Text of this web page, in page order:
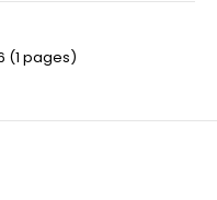
(1 pages)